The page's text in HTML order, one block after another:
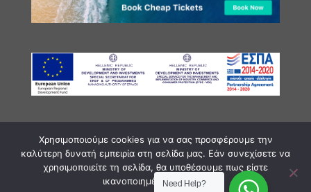
1172E60000036700
Οι εμπειρίες μας
Φωτογραφίες
Επικοινωνία
Need Help?
Χρησιμοποιούμε cookies για να σας προσφέρουμε την
καλύτερη δυνατή εμπειρία στη σελίδα μας. Εάν συνεχίσετε να
χρησιμοποιείτε τη σελίδα, θα υποθέσουμε πως είστε
ικανοποιημένοι με αυτό.